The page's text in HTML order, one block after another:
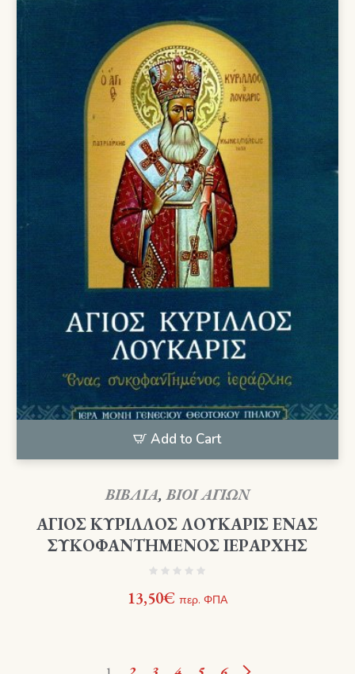
Add to Cart
ΒΙΒΛΙΑ,ΒΙΟΙ ΑΓΙΩΝ
ΑΓΙΟΣ ΚΥΡΙΛΛΟΣ ΛΟΥΚΑΡΙΣ ΕΝΑΣ
ΣΥΚΟΦΑΝΤΗΜΕΝΟΣ ΙΕΡΑΡΧΗΣ
13,50€ περ. ΦΠΑ